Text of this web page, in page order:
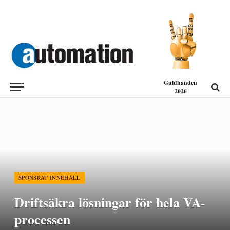
Guldhanden
2026
SPONSRAT INNEHÅLL
Driftsäkra lösningar för hela VA-
processen